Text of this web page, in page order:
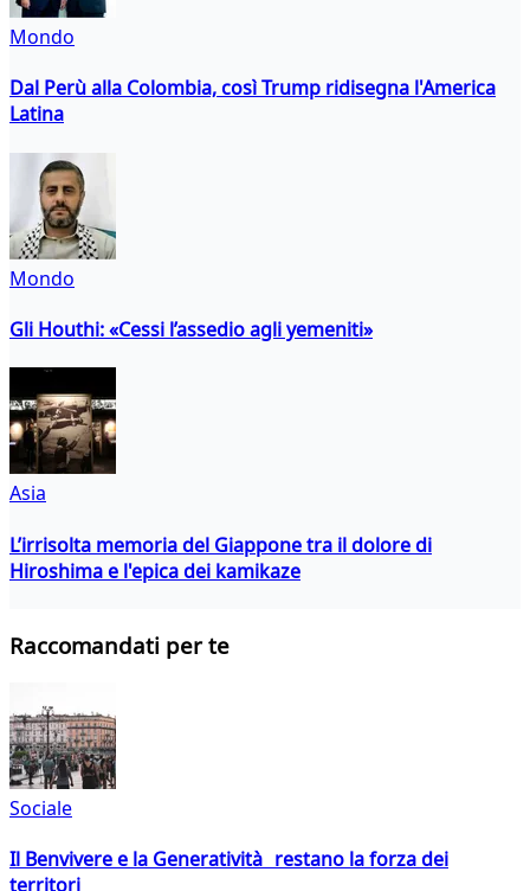
Mondo
Dal Perù alla Colombia, così Trump ridisegna l'America
Latina
Mondo
Gli Houthi: «Cessi l’assedio agli yemeniti»
Asia
L’irrisolta memoria del Giappone tra il dolore di
Hiroshima e l'epica dei kamikaze
Raccomandati per te
Sociale
Il Benvivere e la Generatività restano la forza dei
territori